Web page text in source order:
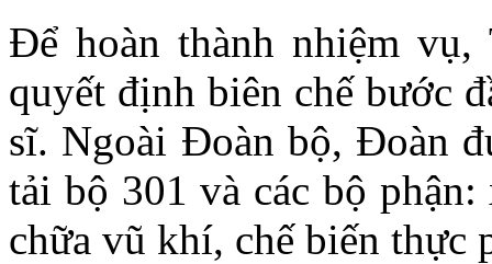
Để hoàn thành nhiệm
quyết định biên chế bước
sĩ. Ngoài Đoàn bộ, Đoàn
tải bộ 301 và các bộ
chữa vũ khí, chế biến thực